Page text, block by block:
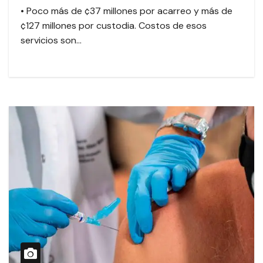
• Poco más de ¢37 millones por acarreo y más de
¢127 millones por custodia. Costos de esos
servicios son…